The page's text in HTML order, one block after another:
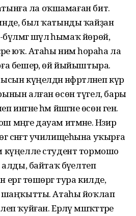
ла оҡшамаған бит.
был ҡатынды ҡайҙан
шәүлә һымаҡ йөрөй,
юҡ. Атаһы нимә һораһа ла
бешерә, өй йыйыштыра.
күңелдән нәфрәтләнеп күрә
алған өсөн түгел, бары
һәм йәшәгәне өсөн генә.
дауам итмәне. Нәзирә
сәнғәт училищеһына уҡырға
күңелле студент тормошо
алды, байтаҡ бәүелтеп
төшөргә тура килде,
шаңҡытты. Атаһы йоҡлап
ҡуйған. Ерләү мәшәҡәттәре